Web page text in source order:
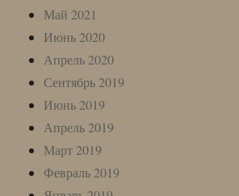
Май 2021
Июнь 2020
Апрель 2020
Сентябрь 2019
Июнь 2019
Апрель 2019
Март 2019
Февраль 2019